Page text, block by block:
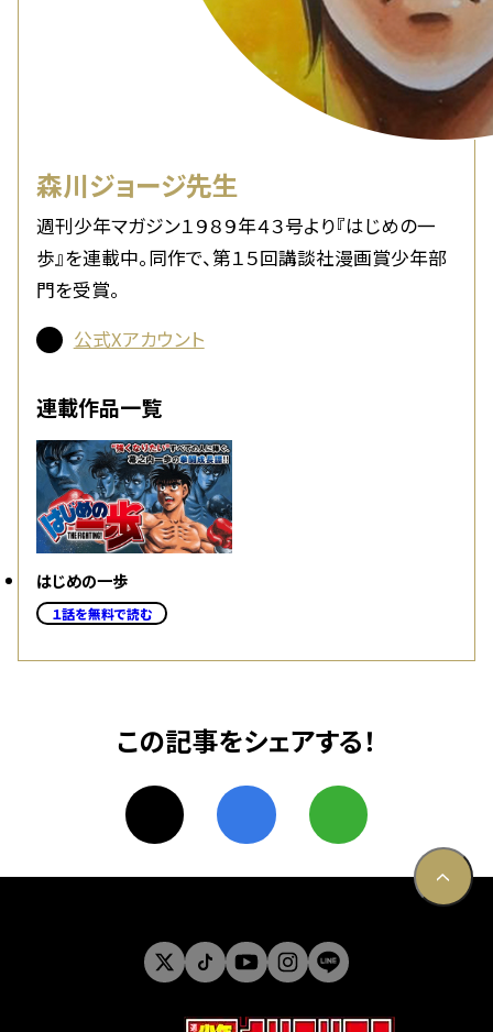
森川ジョージ先生
週刊少年マガジン１９８９年４３号より『はじめの一
歩』を連載中。同作で、第１５回講談社漫画賞少年部
門を受賞。
公式Xアカウント
連載作品一覧
はじめの一歩
１話を無料で読む
この記事をシェアする！